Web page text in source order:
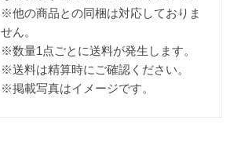
※他の商品との同梱は対応しておりま
せん。
※数量1点ごとに送料が発生します。
※送料は精算時にご確認ください。
※掲載写真はイメージです。